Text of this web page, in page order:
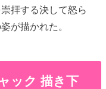
拝する決して怒ら
が描かれた。
ック 描き下